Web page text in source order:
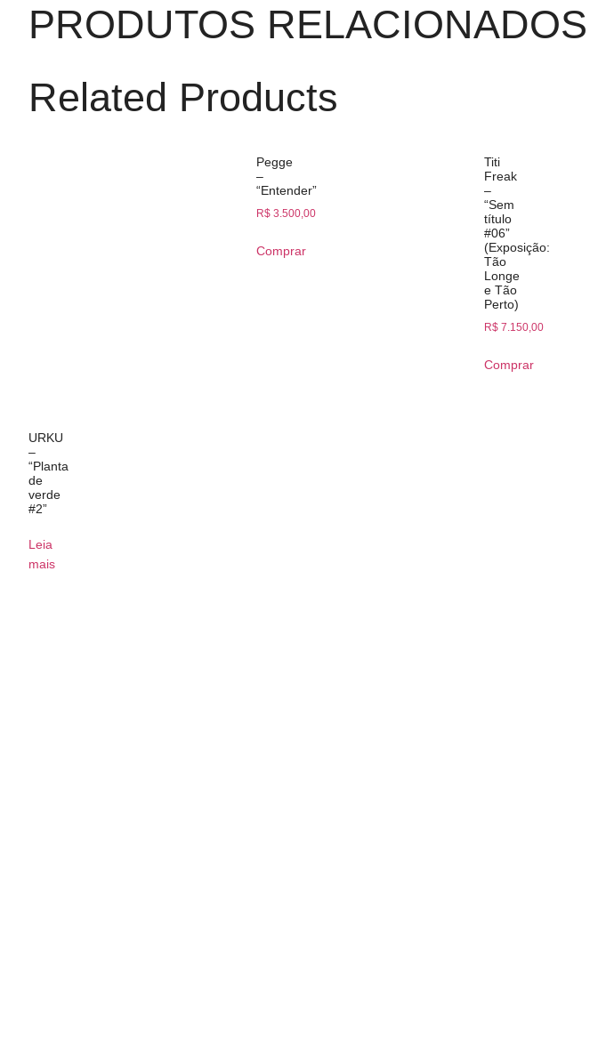
PRODUTOS RELACIONADOS
Related Products
Pegge
–
“Entender”
R$ 3.500,00
Comprar
Titi
Freak
–
“Sem
título
#06”
(Exposição:
Tão
Longe
e Tão
Perto)
R$ 7.150,00
Comprar
URKU
–
“Planta
de
verde
#2”
Leia
mais